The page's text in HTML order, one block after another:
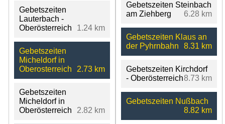
Gebetszeiten
Lauterbach -
Oberösterreich
1.24 km
Gebetszeiten
Micheldorf in
Oberosterreich
2.73 km
Gebetszeiten
Micheldorf in
Oberösterreich
2.82 km
Gebetszeiten Steinbach
am Ziehberg
6.28 km
Gebetszeiten Klaus an
der Pyhrnbahn
8.31 km
Gebetszeiten Kirchdorf
- Oberösterreich8.73 km
Gebetszeiten Nußbach
8.82 km